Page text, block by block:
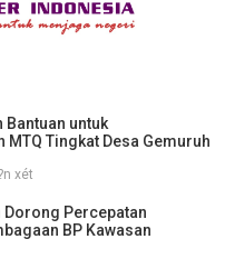
Bantuan untuk
MTQ Tingkat Desa Gemuruh
xét
Dorong Percepatan
BP Kawasan